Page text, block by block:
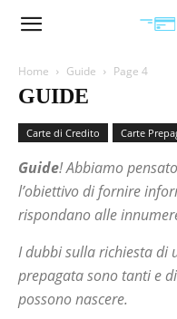
Carta
Home Guide Page 4
GUIDE
Carte di Credito Carte
Guide! Abbiamo
l’obiettivo di fornire
rispondano alle
I dubbi sulla richiesta di
prepagata sono tanti e
possono nascere.